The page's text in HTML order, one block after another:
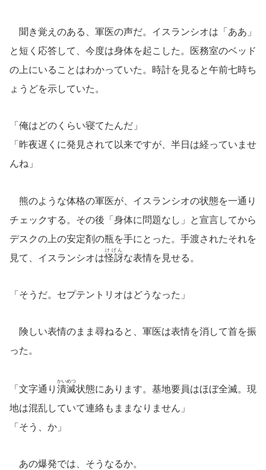
聞き覚えのある、軍医の声だ。イスランシオは「ああ」
と短く応答して、今度は身体を起こした。医務室のベッド
の上にいることはわかっていた。時計を見ると午前七時ち
ょうどを示していた。
「俺はどのくらい寝てたんだ」
「昨夜遅くに発見されて以来ですが、半日は経っていませ
んね」
熊のような体格の軍医が、イスランシオの状態を一通り
チェックする。その後「身体に問題なし」と宣言してから
デスクの上の安定剤の瓶を手にとった。手渡されたそれを
見て、イスランシオは怪訝
けげん
な表情を見せる。
「そうだ。セプテントリオはどうなった」
険しい表情のまま尋ねると、軍医は表情を消して首を振
った。
「文字通り 潰滅
かいめつ
状態にあります。基地要員はほぼ全滅。現
地は混乱していて連絡もままなりません」
「そう、か」
あの爆発では、そうなるか。